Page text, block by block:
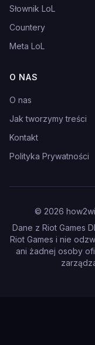
Słownik LoL
Countery
Meta LoL
O NAS
O nas
Jak tworzymy treści
Kontakt
Polityka Prywatności
© 2026
Dane z Riot Games
Riot Games i nie
ani żadnej osoby